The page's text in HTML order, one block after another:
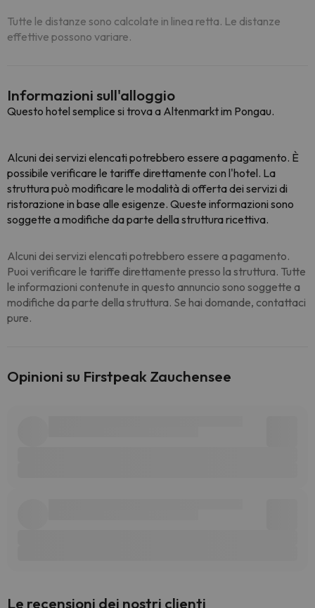
Tutte le distanze sono calcolate in linea retta. Le distanze
effettive possono variare.
Informazioni sull'alloggio
Questo hotel semplice si trova a Altenmarkt im Pongau.
Alcuni dei servizi elencati potrebbero essere a pagamento. È
possibile verificare le tariffe direttamente con l'hotel. La
struttura può modificare le modalità di offerta dei servizi di
ristorazione in base alle esigenze. Queste informazioni sono
soggette a modifiche da parte della struttura ricettiva.
Alcuni dei servizi elencati potrebbero essere a pagamento.
Puoi verificare le tariffe direttamente presso la struttura. Tutte
le informazioni contenute in questo annuncio sono soggette a
modifiche da parte della struttura. Se hai domande, contattaci
pure.
Opinioni su Firstpeak Zauchensee
Le recensioni dei nostri clienti